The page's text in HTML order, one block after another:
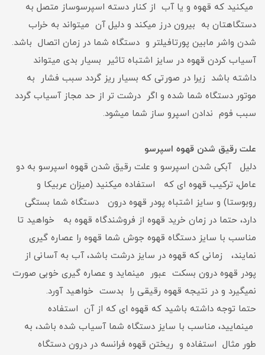
میکنید که قهوه و یا آب از کنار دسته اسپرسوساز متصل به
دستگاهتان به بیرون درز میکند و دلیل آن میتواند به خراب
شدن واشر مابین پورتافیلتر و دستگاه شما در زمان اتصال باشد.
آسیاب کردن قهوه در سایز اشتباه تاثیر بسیار بدی میتواند
داشته باشد زیرا در صورتی که بسیار ریز گردد سبب فشار به
موتور دستگاه شما شده و اگر درشت تر از حد مجاز آسیاب گردد
سبب فوم ندادن اسپرو ساز شما میشود.
علت رقیق شدن قهوه اسپرسو
دلیل آبکی شدن اسپرسو و علت رقیق شدن قهوه اسپرسو به دو
عامل، ترکیب قهوه ای که استفاده میکنید (میزان عربیکا و
روبوستا) و سایز اشتباه پودر قهوه درون دستگاه شما بستگی
دارد، حتما در زمان خرید قهوه از فروشندگاه قهوه به خواهید تا
مناسب با سایز دستگاه قهوه جوش شما قهوه را عصاره گیری
نمایند، زمانی که قهوه در سایز درشت باشد، آب به آسانی از
پودر قهوه درون بسکت عبور مینماید و عصاره گیری خوبی صورت
نمیگیرد و در نتیجه قهوه رقیقی را بدست خواهید آورد.
حتما توجه داشته باشید که قهوه ای که از آن استفاده
مینمایید، مناسب با سایز دستگاه شما آسیاب شده باشد، به
طور مثال استفاده و ریختن قهوه فرانسه در درون دستگاه